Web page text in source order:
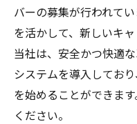
バーの募集が行われて
を活かして、新しいキ
当社は、安全かつ快適
システムを導入してお
を始めることができま
ください。